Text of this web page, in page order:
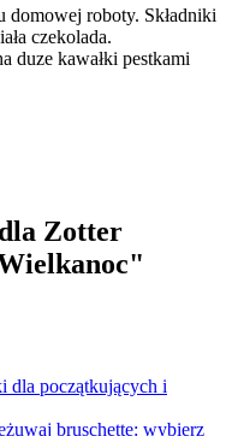
domowej roboty. Składniki
czekolada.
duze kawałki pestkami
Zotter
dla początkujących i
bruschettę: wybierz